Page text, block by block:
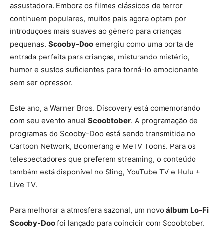
assustadora. Embora os filmes clássicos de terror
continuem populares, muitos pais agora optam por
introduções mais suaves ao gênero para crianças
pequenas. Scooby-Doo emergiu como uma porta de
entrada perfeita para crianças, misturando mistério,
humor e sustos suficientes para torná-lo emocionante
sem ser opressor.
Este ano, a Warner Bros. Discovery está comemorando
com seu evento anual Scoobtober. A programação de
programas do Scooby-Doo está sendo transmitida no
Cartoon Network, Boomerang e MeTV Toons. Para os
telespectadores que preferem streaming, o conteúdo
também está disponível no Sling, YouTube TV e Hulu +
Live TV.
Para melhorar a atmosfera sazonal, um novo álbum Lo-Fi
Scooby-Doo foi lançado para coincidir com Scoobtober.